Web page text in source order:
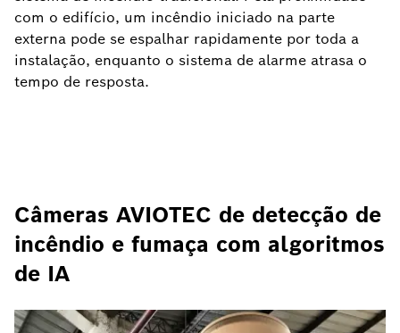
com o edifício, um incêndio iniciado na parte
externa pode se espalhar rapidamente por toda a
instalação, enquanto o sistema de alarme atrasa o
tempo de resposta.
Câmeras AVIOTEC de detecção de
incêndio e fumaça com algoritmos
de IA